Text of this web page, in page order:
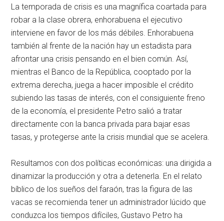
La temporada de crisis es una magnífica coartada para
robar a la clase obrera, enhorabuena el ejecutivo
interviene en favor de los más débiles. Enhorabuena
también al frente de la nación hay un estadista para
afrontar una crisis pensando en el bien común. Así,
mientras el Banco de la República, cooptado por la
extrema derecha, juega a hacer imposible el crédito
subiendo las tasas de interés, con el consiguiente freno
de la economía, el presidente Petro salió a tratar
directamente con la banca privada para bajar esas
tasas, y protegerse ante la crisis mundial que se acelera.
Resultamos con dos políticas económicas: una dirigida a
dinamizar la producción y otra a detenerla. En el relato
bíblico de los sueños del faraón, tras la figura de las
vacas se recomienda tener un administrador lúcido que
conduzca los tiempos difíciles, Gustavo Petro ha